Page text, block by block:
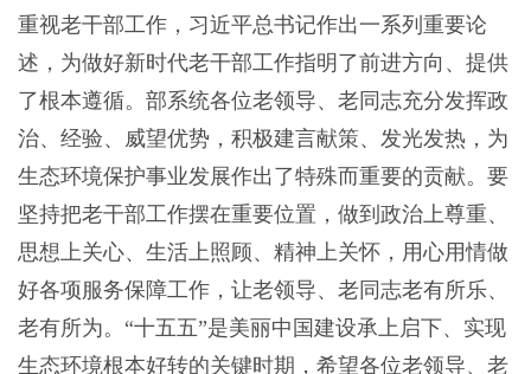
重视老干部工作，习近平总书记作出一系列重要论
述，为做好新时代老干部工作指明了前进方向、提供
了根本遵循。部系统各位老领导、老同志充分发挥政
治、经验、威望优势，积极建言献策、发光发热，为
生态环境保护事业发展作出了特殊而重要的贡献。要
坚持把老干部工作摆在重要位置，做到政治上尊重、
思想上关心、生活上照顾、精神上关怀，用心用情做
好各项服务保障工作，让老领导、老同志老有所乐、
老有所为。“十五五”是美丽中国建设承上启下、实现
生态环境根本好转的关键时期，希望各位老领导、老